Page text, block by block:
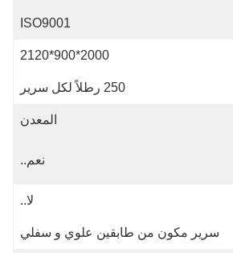
ISO9001
2000*900*2120
250 رطلاً لكل سرير
المعدن
نعم..
لا..
سرير مكون من طابقين علوي و سفلي